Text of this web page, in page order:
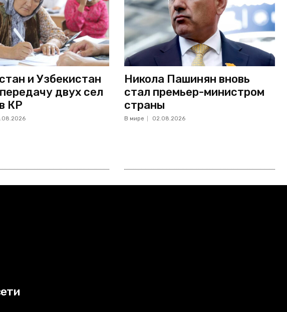
и Узбекистан
двух сел
КР
Никола Пашинян вновь
стал премьер-министром
страны
В мире 02.08.2026